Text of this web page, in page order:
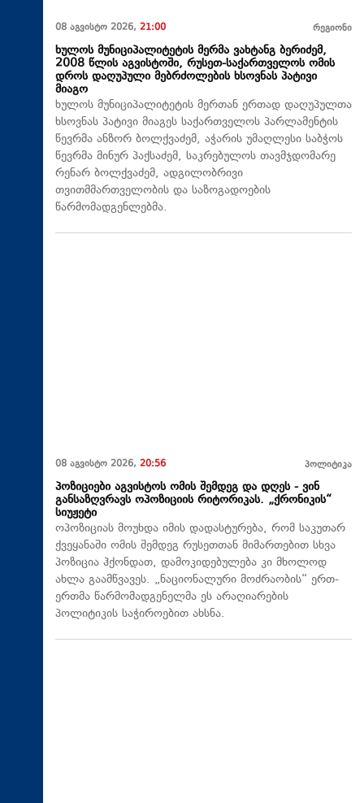
08 აგვისტო 2026, 21:00 რეგიონი
ხულოს მუნიციპალიტეტის მერმა ვახტანგ ბერიძემ,
2008 წლის აგვისტოში, რუსეთ-საქართველოს ომის
დროს დაღუპული მებრძოლების ხსოვნას პატივი
მიაგო
ხულოს მუნიციპალიტეტის მერთან ერთად დაღუპულთა
ხსოვნას პატივი მიაგეს საქართველოს პარლამენტის
წევრმა ანზორ ბოლქვაძემ, აჭარის უმაღლესი საბჭოს
წევრმა მინურ პაქსაძემ, საკრებულოს თავმჯდომარე
რენარ ბოლქვაძემ, ადგილობრივი
თვითმმართველობის და საზოგადოების
წარმომადგენლებმა.
08 აგვისტო 2026, 20:56 პოლიტიკა
პოზიციები აგვისტოს ომის შემდეგ და დღეს - ვინ
განსაზღვრავს ოპოზიციის რიტორიკას. „ქრონიკის“
სიუჟეტი
ოპოზიციას მოუხდა იმის დადასტურება, რომ საკუთარ
ქვეყანაში ომის შემდეგ რუსეთთან მიმართებით სხვა
პოზიცია ჰქონდათ, დამოკიდებულება კი მხოლოდ
ახლა გაამწვავეს. „ნაციონალური მოძრაობის“ ერთ-
ერთმა წარმომადგენელმა ეს არაღიარების
პოლიტიკის საჭიროებით ახსნა.